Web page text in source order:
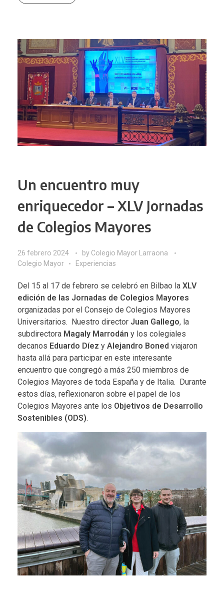
Un encuentro muy
enriquecedor – XLV Jornadas
de Colegios Mayores
26 febrero 2024 by Colegio Mayor Larraona
Colegio Mayor
Experiencias
Del 15 al 17 de febrero se celebró en Bilbao la XLV
edición de las Jornadas de Colegios Mayores
organizadas por el Consejo de Colegios Mayores
Universitarios. Nuestro director Juan Gallego, la
subdirectora Magaly Marrodán y los colegiales
decanos Eduardo Díez y Alejandro Boned viajaron
hasta allá para participar en este interesante
encuentro que congregó a más 250 miembros de
Colegios Mayores de toda España y de Italia. Durante
estos días, reflexionaron sobre el papel de los
Colegios Mayores ante los Objetivos de Desarrollo
Sostenibles (ODS).